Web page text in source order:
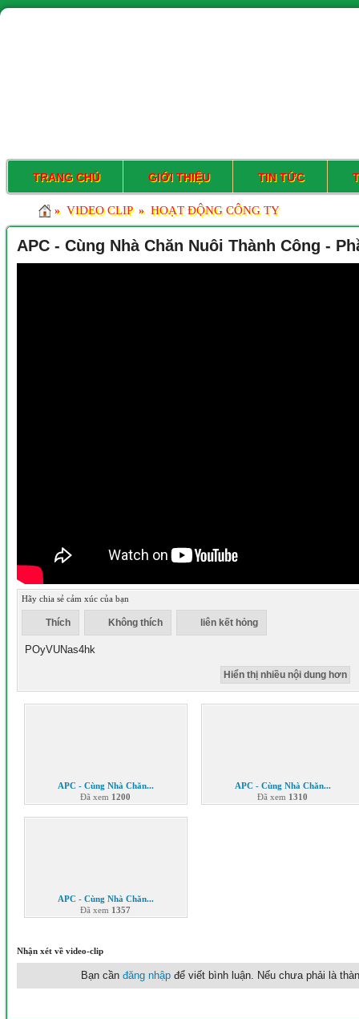
TRANG CHỦ GIỚI THIỆU TIN TỨC
» VIDEO CLIP » HOẠT ĐỘNG CÔNG TY
APC - Cùng Nhà Chăn Nuôi Thành Công -
Hãy chia sẻ cảm xúc của bạn
Thích Không thích liên kết hỏng
POyVUNas4hk
Hiển thị nhiều nội dung hơn
APC - Cùng Nhà Chăn...
Đã xem 1200
APC - Cùng Nhà Chăn...
Đã xem 1310
APC - Cùng Nhà Chăn...
Đã xem 1357
Nhận xét về video-clip
Bạn cần đăng nhậpđể viết bình luận. Nếu chưa phải là